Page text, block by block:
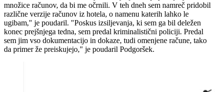
množice računov, da bi me očrnili. V teh dneh sem namreč pridobil
različne verzije računov iz hotela, o namenu katerih lahko le
ugibam," je poudaril. "Poskus izsiljevanja, ki sem ga bil deležen
konec prejšnjega tedna, sem predal kriminalistični policiji. Predal
sem jim vso dokumentacijo in dokaze, tudi omenjene račune, tako
da primer že preiskujejo," je poudaril Podgoršek.